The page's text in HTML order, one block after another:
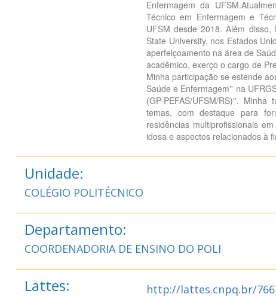
Enfermagem da
Técnico em Enfermagem e
UFSM desde 2018. Além
State University, nos Estados
aperfeiçoamento na área de
acadêmico, exerço o cargo de
Minha participação se estende
Saúde e Enfermagem'' na
(GP-PEFAS/UFSM/RS)''.
temas, com destaque para
residências multiprofissionais
idosa e aspectos relacionados à
Unidade:
COLÉGIO POLITÉCNICO
Departamento:
COORDENADORIA DE ENSINO DO POLI
Lattes: http://lattes.cnpq.br/